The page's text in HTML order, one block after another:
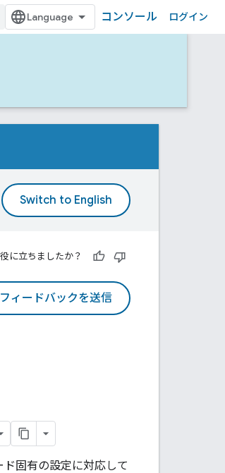
コンソール ログイン
に立ちましたか？
フィードバックを送信
固有の設定に対応して